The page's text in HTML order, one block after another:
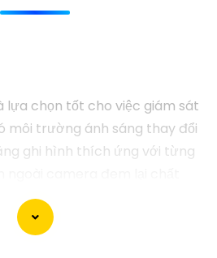
lựa chọn tốt cho việc giám sát
môi trường ánh sáng thay đổi
ghi hình thích ứng với từng
bạn trải nghiệm tuyệt vời